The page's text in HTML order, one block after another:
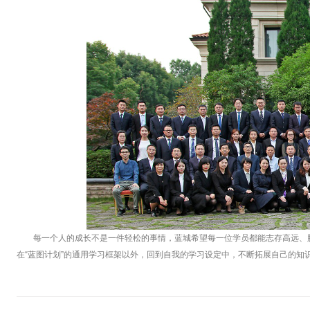
每一个人的成长不是一件轻松的事情，蓝城希望每一位学员都能志存高远
在“蓝图计划”的通用学习框架以外，回到自我的学习设定中，不断拓展自己的